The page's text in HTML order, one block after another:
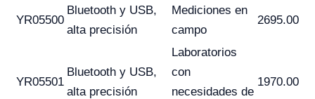
YR05500
Bluetooth y USB,
alta precisión
Mediciones en
campo
2695.00
YR05501
Bluetooth y USB,
alta precisión
Laboratorios
con
necesidades de
1970.00